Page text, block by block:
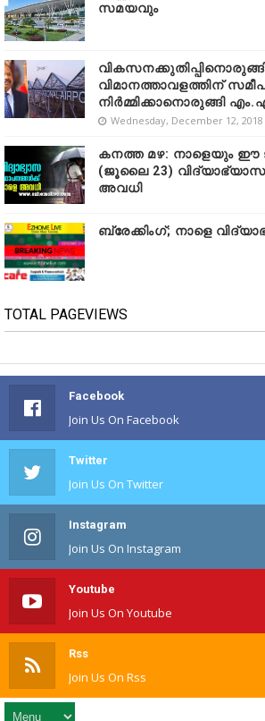
സമയവും
വിമാനത്താവളത്തിന്
നിർമ്മിക്കാനൊരുങ്ങി
Wednesday, December 12, 2018
കനത്ത മഴ: നാളെയും ഈ
(ജൂലൈ 23)
അവധി
ബ്രേക്കിംഗ്; നാളെ
TOTAL PAGEVIEWS
Facebook
Join Us On Facebook
Twitter
Join Us On Twitter
Instagram
Join Us On Instagram
Youtube
Join Us On Youtube
Rss
Join Us On Rss